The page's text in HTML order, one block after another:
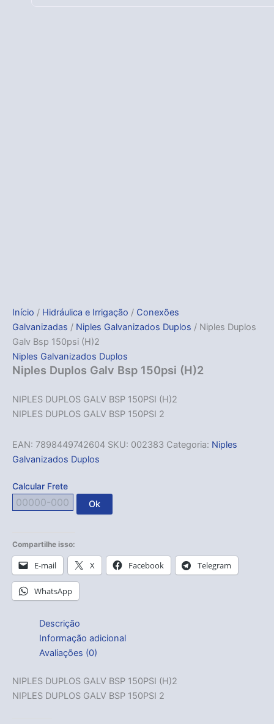
Início / Hidráulica e Irrigação / Conexões
Galvanizadas / Niples Galvanizados Duplos / Niples Duplos
Galv Bsp 150psi (H)2
Niples Galvanizados Duplos
Niples Duplos Galv Bsp 150psi (H)2
NIPLES DUPLOS GALV BSP 150PSI (H)2
NIPLES DUPLOS GALV BSP 150PSI 2
EAN: 7898449742604 SKU: 002383 Categoria: Niples
Galvanizados Duplos
Calcular Frete
Ok
Compartilhe isso:
E-mail X Facebook Telegram
WhatsApp
Descrição
Informação adicional
Avaliações (0)
NIPLES DUPLOS GALV BSP 150PSI (H)2
NIPLES DUPLOS GALV BSP 150PSI 2